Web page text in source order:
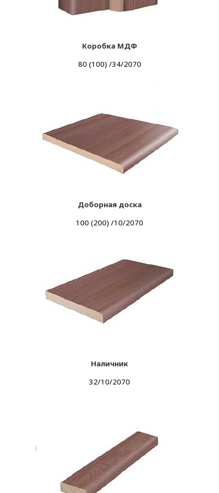
Коробка МДФ
80 (100) /34/2070
Доборная доска
100 (200) /10/2070
Наличник
32/10/2070